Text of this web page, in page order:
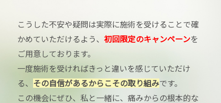
こうした不安や疑問は実際に施術を受けることで確
かめていただけるよう、 初回限定のキャンペーンを
ご用意しております。
一度施術を受ければきっと違いを感じていただけ
る、
その自信があるからこその取り組みです。
この機会にぜひ、私と一緒に、痛みからの根本的な